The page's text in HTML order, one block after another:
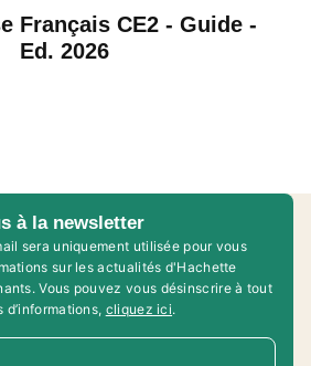
Français CE2 - Guide -
Ed. 2026
à la newsletter
sera uniquement utilisée pour vous
sur les actualités d'Hachette
Vous pouvez vous désinscrire à tout
d’informations, cliquez ici.